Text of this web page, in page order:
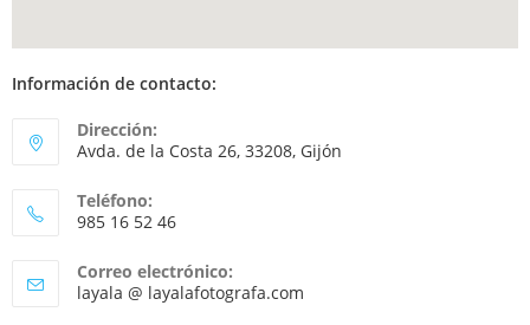
Información de contacto:
Dirección:
Avda. de la Costa 26, 33208, Gijón
Teléfono:
985 16 52 46
Correo electrónico:
layala @ layalafotografa.com